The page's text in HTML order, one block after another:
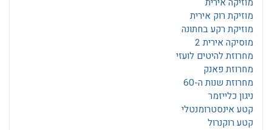
מוזיקת רוק אירית
מוזיקת רקע בחתונה
מוסיקה אירית 2
מחרוזת להיטים לועזי
מחרוזת פאנק
מחרוזת שנות ה-60
ניגון כלייזמר
קטע אינסטרומנטלי
קטע רוקנרול